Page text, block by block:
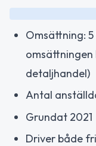
Omsättning:
omsättningen
detaljhandel)
Antal
Grundat 2021
Driver både